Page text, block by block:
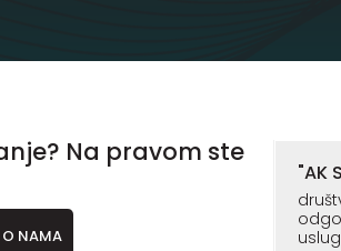
Na pravom ste
O NAMA
"AK